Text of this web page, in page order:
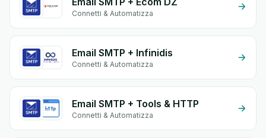
Connetti & Automatizza
Email SMTP + Infinidis
Connetti & Automatizza
Email SMTP + Tools & HTTP
Connetti & Automatizza